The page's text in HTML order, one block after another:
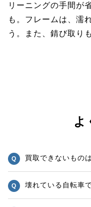
リーニングの手間が
も。フレームは、濡
う。また、錆び取り
よ
買取できないもの
壊れている自転車